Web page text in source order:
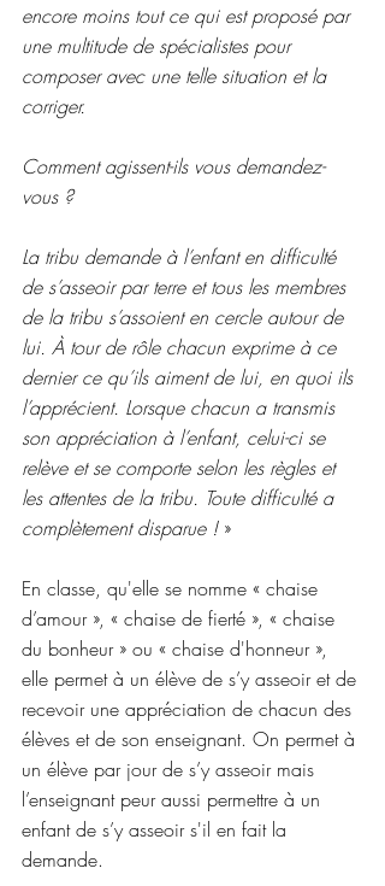
encore moins tout ce qui est proposé par
une multitude de spécialistes pour
composer avec une telle situation et la
corriger.
Comment agissent-ils vous demandez-
vous ?
La tribu demande à l’enfant en difficulté
de s’asseoir par terre et tous les membres
de la tribu s’assoient en cercle autour de
lui. À tour de rôle chacun exprime à ce
dernier ce qu’ils aiment de lui, en quoi ils
l’apprécient. Lorsque chacun a transmis
son appréciation à l’enfant, celui-ci se
relève et se comporte selon les règles et
les attentes de la tribu. Toute difficulté a
complètement disparue ! »
En classe, qu'elle se nomme « chaise
d’amour », « chaise de fierté », « chaise
du bonheur » ou « chaise d'honneur »,
elle permet à un élève de s’y asseoir et de
recevoir une appréciation de chacun des
élèves et de son enseignant. On permet à
un élève par jour de s’y asseoir mais
l’enseignant peur aussi permettre à un
enfant de s’y asseoir s'il en fait la
demande.